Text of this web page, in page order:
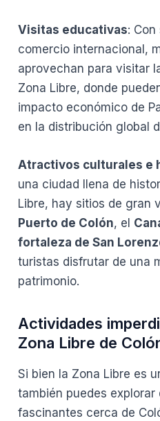
Visitas educativas:
comercio internacional,
aprovechan para visitar
Zona Libre, donde
impacto económico de
en la distribución global
Atractivos culturales e
una ciudad llena de
Libre, hay sitios de gran
Puerto de Colón, el
fortaleza de San
turistas disfrutar de una
patrimonio.
Actividades
Zona Libre de
Si bien la Zona Libre es
también puedes explorar
fascinantes cerca de